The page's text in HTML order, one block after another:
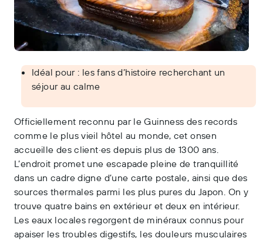
Idéal pour : les fans d’histoire recherchant un
séjour au calme
Officiellement reconnu par le Guinness des records
comme le plus vieil hôtel au monde, cet onsen
accueille des client·es depuis plus de 1300 ans.
L’endroit promet une escapade pleine de tranquillité
dans un cadre digne d’une carte postale, ainsi que des
sources thermales parmi les plus pures du Japon. On y
trouve quatre bains en extérieur et deux en intérieur.
Les eaux locales regorgent de minéraux connus pour
apaiser les troubles digestifs, les douleurs musculaires